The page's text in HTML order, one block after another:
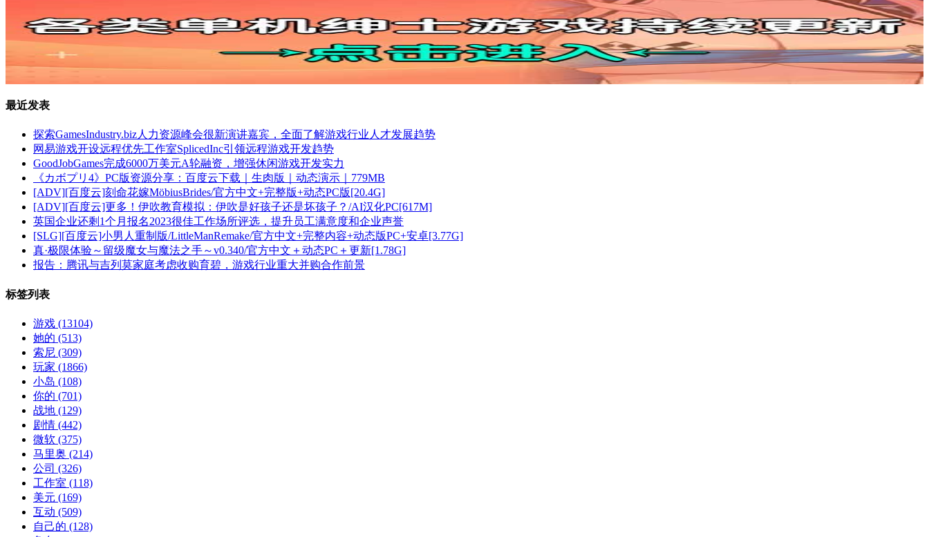
最近发表
探索GamesIndustry.biz人力资源峰会很新演讲嘉宾，全面了解游戏行业人才发展趋势
网易游戏开设远程优先工作室SplicedInc引领远程游戏开发趋势
GoodJobGames完成6000万美元A轮融资，增强休闲游戏开发实力
《カボプリ4》PC版资源分享：百度云下载｜生肉版｜动态演示｜779MB
[ADV][百度云]刻命花嫁MöbiusBrides/官方中文+完整版+动态PC版[20.4G]
[ADV][百度云]更多！伊吹教育模拟：伊吹是好孩子还是坏孩子？/AI汉化PC[617M]
英国企业还剩1个月报名2023很佳工作场所评选，提升员工满意度和企业声誉
[SLG][百度云]小男人重制版/LittleManRemake/官方中文+完整内容+动态版PC+安卓[3.77G]
真·极限体验～留级魔女与魔法之手～v0.340/官方中文＋动态PC＋更新[1.78G]
报告：腾讯与吉列莫家庭考虑收购育碧，游戏行业重大并购合作前景
标签列表
游戏 (13104)
她的 (513)
索尼 (309)
玩家 (1866)
小岛 (108)
你的 (701)
战地 (129)
剧情 (442)
微软 (375)
马里奥 (214)
公司 (326)
工作室 (118)
美元 (169)
互动 (509)
自己的 (128)